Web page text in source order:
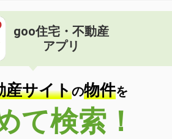
goo住宅・不動産
アプリ
産サイトの物件を
て検索！